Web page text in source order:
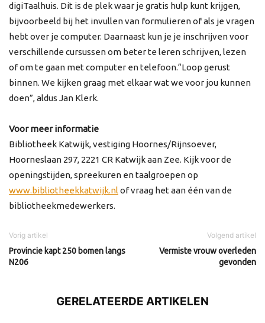
digiTaalhuis. Dit is de plek waar je gratis hulp kunt krijgen,
bijvoorbeeld bij het invullen van formulieren of als je vragen
hebt over je computer. Daarnaast kun je je inschrijven voor
verschillende cursussen om beter te leren schrijven, lezen
of om te gaan met computer en telefoon.“Loop gerust
binnen. We kijken graag met elkaar wat we voor jou kunnen
doen”, aldus Jan Klerk.
Voor meer informatie
Bibliotheek Katwijk, vestiging Hoornes/Rijnsoever,
Hoorneslaan 297, 2221 CR Katwijk aan Zee. Kijk voor de
openingstijden, spreekuren en taalgroepen op
www.bibliotheekkatwijk.nl of vraag het aan één van de
bibliotheekmedewerkers.
Vorig artikel
Provincie kapt 250 bomen langs
N206
Volgend artikel
Vermiste vrouw overleden
gevonden
GERELATEERDE ARTIKELEN